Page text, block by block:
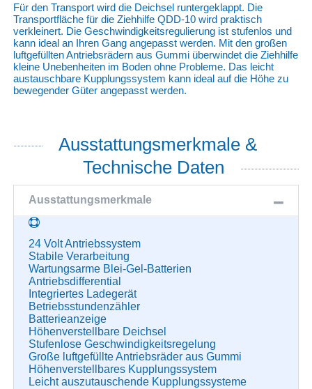
Für den Transport wird die Deichsel runtergeklappt. Die
Transportfläche für die Ziehhilfe QDD-10 wird praktisch
verkleinert. Die Geschwindigkeitsregulierung ist stufenlos und
kann ideal an Ihren Gang angepasst werden. Mit den großen
luftgefüllten Antriebsrädern aus Gummi überwindet die Ziehhilfe
kleine Unebenheiten im Boden ohne Probleme. Das leicht
austauschbare Kupplungssystem kann ideal auf die Höhe zu
bewegender Güter angepasst werden.
Ausstattungsmerkmale &
Technische Daten
Ausstattungsmerkmale
24 Volt Antriebssystem
Stabile Verarbeitung
Wartungsarme Blei-Gel-Batterien
Antriebsdifferential
Integriertes Ladegerät
Betriebsstundenzähler
Batterieanzeige
Höhenverstellbare Deichsel
Stufenlose Geschwindigkeitsregelung
Große luftgefüllte Antriebsräder aus Gummi
Höhenverstellbares Kupplungssystem
Leicht auszutauschende Kupplungssysteme